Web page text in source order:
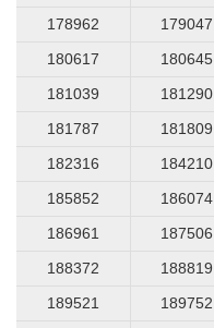
178962
179047
180617
180645
181039
181290
181787
181809
182316
184210
185852
186074
186961
187506
188372
188819
189521
189752